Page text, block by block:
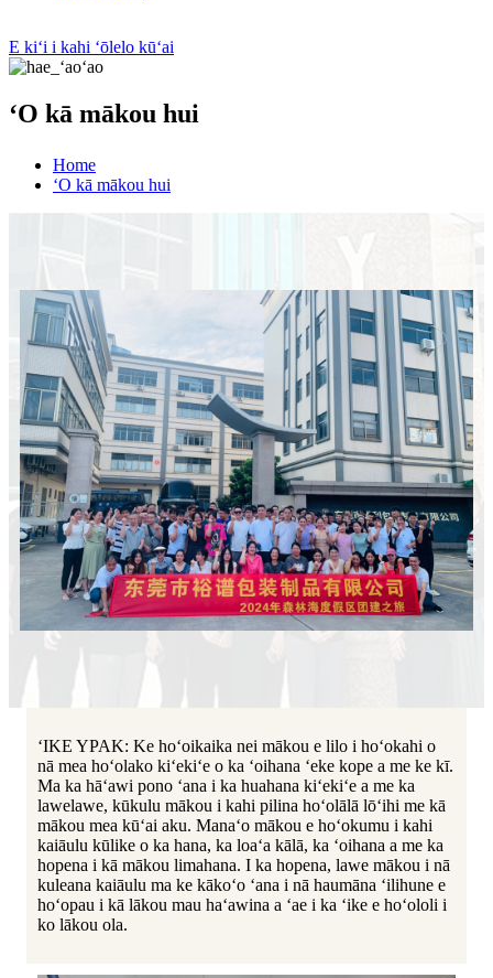
E kiʻi i kahi ʻōlelo kūʻai
ʻO kā mākou hui
Home
ʻO kā mākou hui
ʻIKE YPAK: Ke hoʻoikaika nei mākou e lilo i hoʻokahi o
nā mea hoʻolako kiʻekiʻe o ka ʻoihana ʻeke kope a me ke kī.
Ma ka hāʻawi pono ʻana i ka huahana kiʻekiʻe a me ka
lawelawe, kūkulu mākou i kahi pilina hoʻolālā lōʻihi me kā
mākou mea kūʻai aku. Manaʻo mākou e hoʻokumu i kahi
kaiāulu kūlike o ka hana, ka loaʻa kālā, ka ʻoihana a me ka
hopena i kā mākou limahana. I ka hopena, lawe mākou i nā
kuleana kaiāulu ma ke kākoʻo ʻana i nā haumāna ʻilihune e
hoʻopau i kā lākou mau haʻawina a ʻae i ka ʻike e hoʻololi i
ko lākou ola.